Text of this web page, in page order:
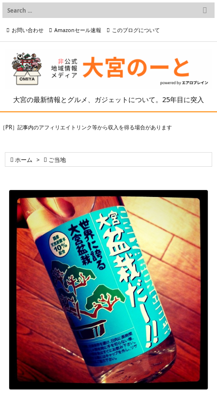
大宮の最新情報とグルメ、ガジェットについて。25年目に突入

メニュー

検索
お問い合わせ Amazonセール速報 このブログについて
プライバシーポリシー等
［PR］記事内のアフィリエイトリンク等から収入を得る場合があります
 ホーム >  ご当地